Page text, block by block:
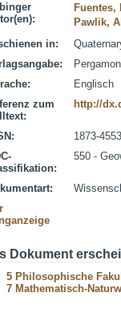
Fuentes,
Pawlik,
in:
Englisch
zum
http://
1873-4553
550 -
Dokument
5 Philosophische
7 Mathematisch-